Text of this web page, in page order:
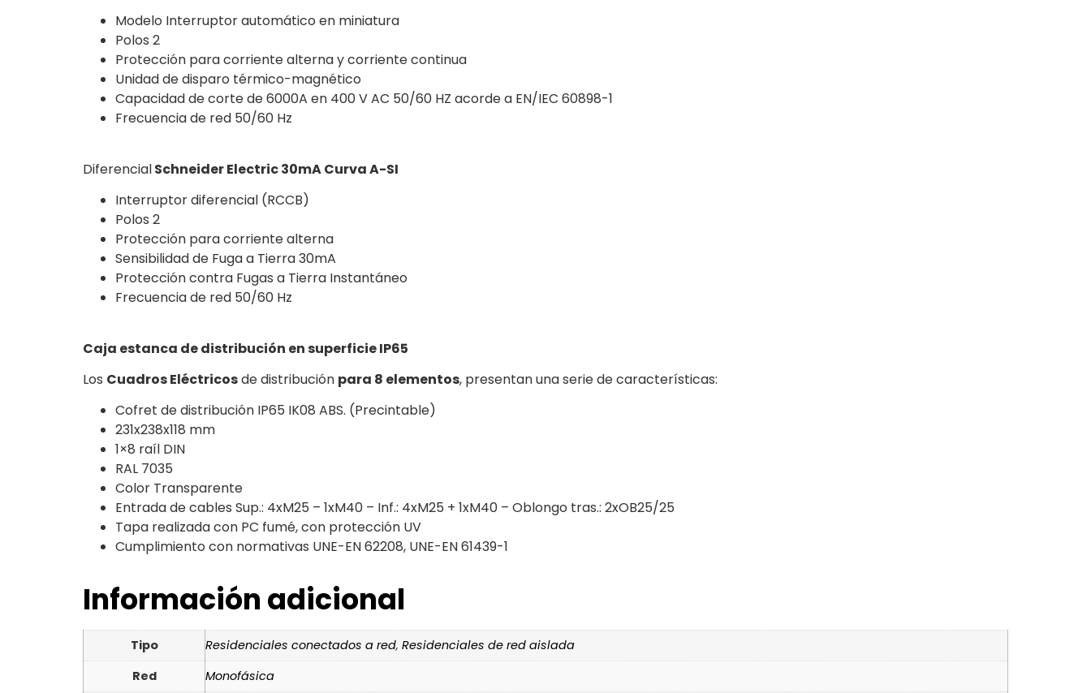
Modelo Interruptor automático en miniatura
Polos 2
Protección para corriente alterna y corriente continua
Unidad de disparo térmico-magnético
Capacidad de corte de 6000A en 400 V AC 50/60 HZ acorde a EN/IEC 60898-1
Frecuencia de red 50/60 Hz
DiferencialSchneider Electric 30mA Curva A-SI
Interruptor diferencial (RCCB)
Polos 2
Protección para corriente alterna
Sensibilidad de Fuga a Tierra 30mA
Protección contra Fugas a Tierra Instantáneo
Frecuencia de red 50/60 Hz
Caja estanca de distribución en superficie IP65
Los Cuadros Eléctricosde distribución para 8 elementos, presentan una serie de características:
Cofret de distribución IP65 IK08 ABS. (Precintable)
231x238x118 mm
1×8 raíl DIN
RAL 7035
Color Transparente
Entrada de cables Sup.: 4xM25 – 1xM40 – Inf.: 4xM25 + 1xM40 – Oblongo tras.: 2xOB25/25
Tapa realizada con PC fumé, con protección UV
Cumplimiento con normativas UNE-EN 62208, UNE-EN 61439-1
Información adicional
Tipo Residenciales conectados a red, Residenciales de red aislada
Red
Monofásica